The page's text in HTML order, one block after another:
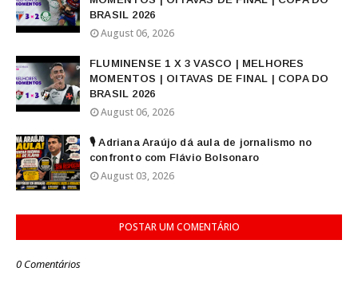
BRASIL 2026
August 06, 2026
FLUMINENSE 1 X 3 VASCO | MELHORES
MOMENTOS | OITAVAS DE FINAL | COPA DO
BRASIL 2026
August 06, 2026
🎙️ Adriana Araújo dá aula de jornalismo no
confronto com Flávio Bolsonaro
August 03, 2026
POSTAR UM COMENTÁRIO
0 Comentários